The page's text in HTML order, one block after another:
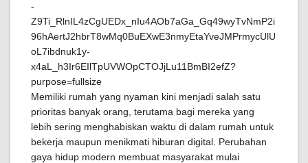
Memiliki rumah yang nyaman kini menjadi salah satu
prioritas banyak orang, terutama bagi mereka yang
lebih sering menghabiskan waktu di dalam rumah untuk
bekerja maupun menikmati hiburan digital. Perubahan
gaya hidup modern membuat masyarakat mulai